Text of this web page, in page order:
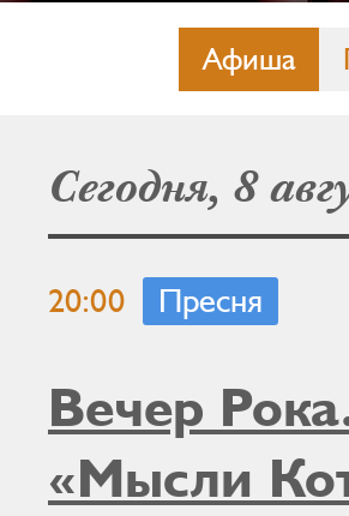
Афиша
Сегодня, 8
20:00 Пресня
Вечер
«Мысли